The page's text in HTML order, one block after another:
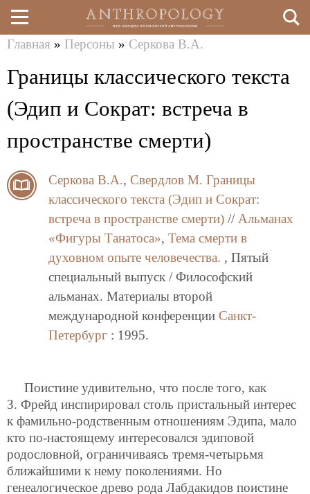
Перейти
к
основному
здесь
Главная » Персоны » Серкова В.А.
Границы классического текста
(Эдип и Сократ: встреча в
пространстве смерти)
Серкова В.А., Свердлов М. Границы
классического текста (Эдип и Сократ:
встреча в пространстве смерти) // Альманах
«Фигуры Танатоса», Тема смерти в
духовном опыте человечества. , Пятый
специальный выпуск / Философский
альманах. Материалы второй
международной конференции Санкт-
Петербург : 1995.
Поистине удивительно, что после того, как
З. Фрейд инспирировал столь пристальный интерес
к фамильно-родственным отношениям Эдипа, мало
кто по-настоящему интересовался эдиповой
родословной, ограничиваясь тремя-четырьмя
ближайшими к нему поколениями. Но
генеалогическое древо рода Лабдакидов поистине